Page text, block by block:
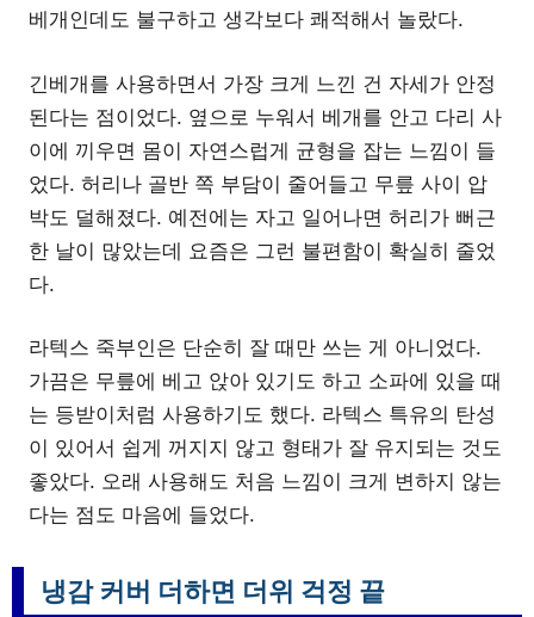
베개인데도 불구하고 생각보다 쾌적해서 놀랐다.
긴베개를 사용하면서 가장 크게 느낀 건 자세가 안정
된다는 점이었다. 옆으로 누워서 베개를 안고 다리 사
이에 끼우면 몸이 자연스럽게 균형을 잡는 느낌이 들
었다. 허리나 골반 쪽 부담이 줄어들고 무릎 사이 압
박도 덜해졌다. 예전에는 자고 일어나면 허리가 뻐근
한 날이 많았는데 요즘은 그런 불편함이 확실히 줄었
다.
라텍스 죽부인은 단순히 잘 때만 쓰는 게 아니었다.
가끔은 무릎에 베고 앉아 있기도 하고 소파에 있을 때
는 등받이처럼 사용하기도 했다. 라텍스 특유의 탄성
이 있어서 쉽게 꺼지지 않고 형태가 잘 유지되는 것도
좋았다. 오래 사용해도 처음 느낌이 크게 변하지 않는
다는 점도 마음에 들었다.
냉감 커버 더하면 더위 걱정 끝